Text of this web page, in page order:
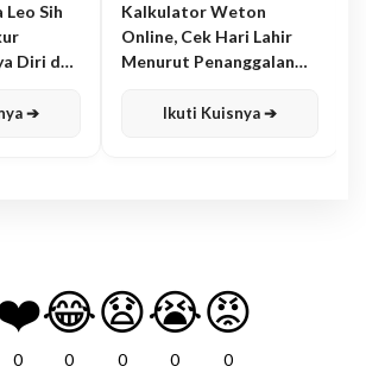
Leo Sih
Diri dan
➔
Kalkulator Weton
Online, Cek Hari Lahir
Menurut Penanggalan
Ikuti Kuisnya ➔
0
😂
0
😧
0
😭
0
😡
0